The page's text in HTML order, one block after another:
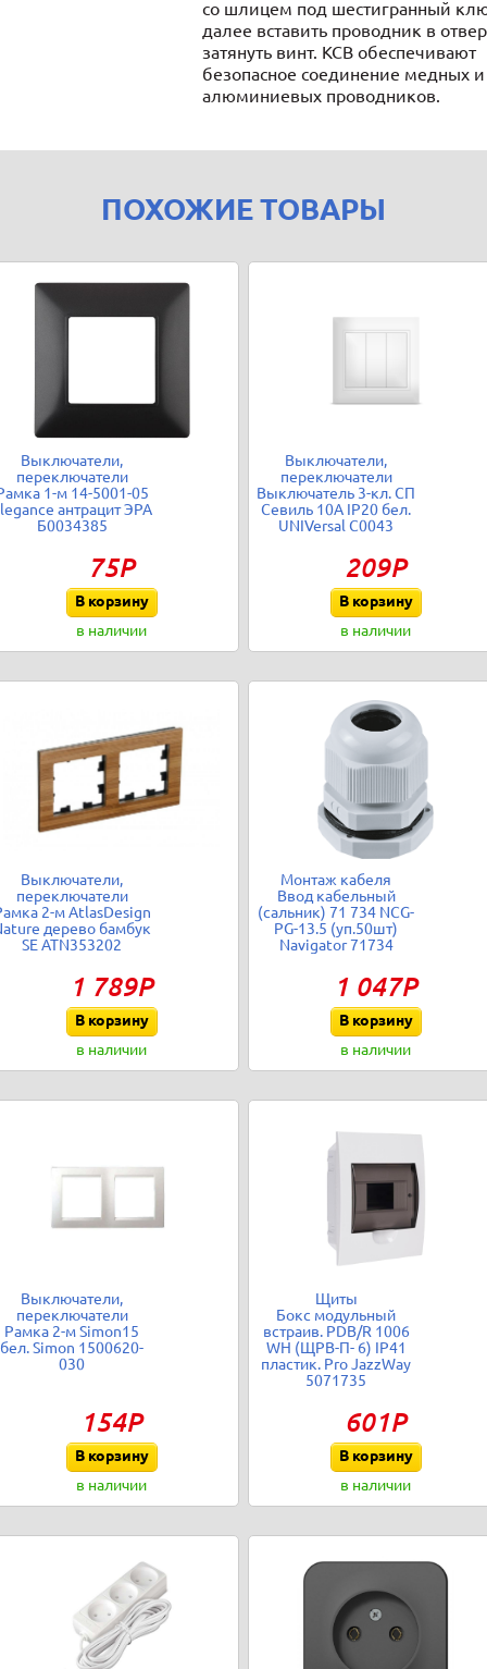
со шлицем под шестигранный
далее вставить проводник в
затянуть винт. КСВ обеспечивают
безопасное соединение медных и
алюминиевых проводников.
ПОХОЖИЕ ТОВАРЫ
Выключатели,
переключатели
1-м 14-5001-05
антрацит ЭРА
Б0034385
75Р
В корзину
в наличии
Выключатели,
переключатели
Выключатель 3-кл. СП
Севиль 10А IP20 бел.
UNIVersal С0043
209Р
В корзину
в наличии
Выключатели,
переключатели
2-м AtlasDesign
дерево бамбук
SE ATN353202
1 789Р
В корзину
в наличии
Монтаж кабеля
Ввод кабельный
(сальник) 71 734 NCG-
PG-13.5 (уп.50шт)
Navigator 71734
1 047Р
В корзину
в наличии
Выключатели,
переключатели
Рамка 2-м Simon15
бел. Simon 1500620-
030
154Р
В корзину
в наличии
Щиты
Бокс модульный
встраив. PDB/R 1006
WH (ЩРВ-П- 6) IP41
пластик. Pro JazzWay
5071735
601Р
В корзину
в наличии